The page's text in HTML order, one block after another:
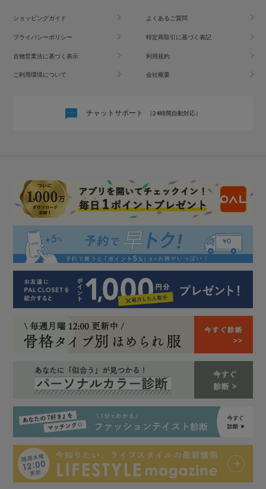
ショッピングガイド よくあるご質問
プライバシーポリシー 特定商取引に基づく表記
古物営業法に基づく表示 利用規約
ご利用環境について 会社概要
チャットサポート （24時間自動対応）